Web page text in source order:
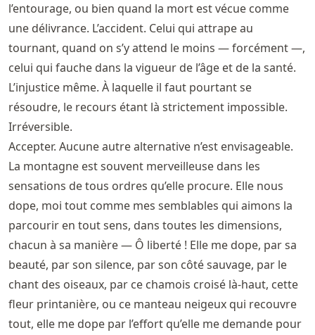
l’entourage, ou bien quand la mort est vécue comme
une délivrance. L’accident. Celui qui attrape au
tournant, quand on s’y attend le moins — forcément —,
celui qui fauche dans la vigueur de l’âge et de la santé.
L’injustice même. À laquelle il faut pourtant se
résoudre, le recours étant là strictement impossible.
Irréversible.
Accepter. Aucune autre alternative n’est envisageable.
La montagne est souvent merveilleuse dans les
sensations de tous ordres qu’elle procure. Elle nous
dope, moi tout comme mes semblables qui aimons la
parcourir en tout sens, dans toutes les dimensions,
chacun à sa manière — Ô liberté ! Elle me dope, par sa
beauté, par son silence, par son côté sauvage, par le
chant des oiseaux, par ce chamois croisé là-haut, cette
fleur printanière, ou ce manteau neigeux qui recouvre
tout, elle me dope par l’effort qu’elle me demande pour